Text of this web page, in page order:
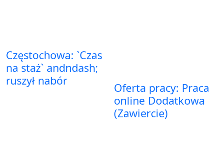
Częstochowa: `Czas
na staż` andndash;
ruszył nabór
Oferta pracy: Praca
online Dodatkowa
(Zawiercie)